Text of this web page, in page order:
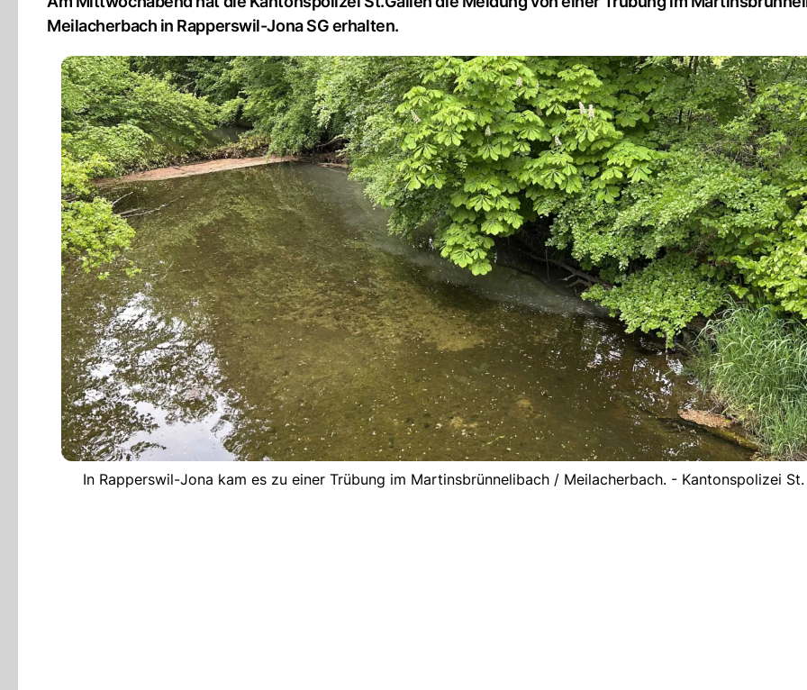
Meilacherbach in Rapperswil-Jona SG erhalten.
In Rapperswil-Jona kam es zu einer Trübung im Martinsbrünnelibach / Meilacherbach. - Kantonspolizei St.